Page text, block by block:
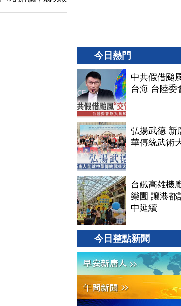
人孝行，獲得校
今日熱門
中共假借颱
台海 台陸委
弘揚武德 新
華傳統武術
台鐵高雄機
樂園 讓港都
中延續
今日整點新聞